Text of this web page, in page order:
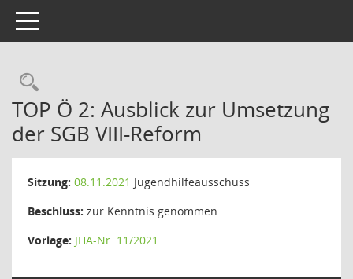
Toggle navigation
Rechercheauswahl
TOP Ö 2: Ausblick zur Umsetzung
der SGB VIII-Reform
Sitzung: 08.11.2021 Jugendhilfeausschuss
Beschluss: zur Kenntnis genommen
Vorlage: JHA-Nr. 11/2021